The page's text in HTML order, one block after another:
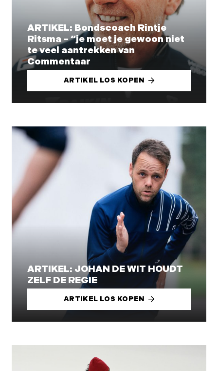
ARTIKEL: Bondscoach Rintje
Ritsma – “je moet je gewoon niet
te veel aantrekken van
Commentaar
ARTIKEL LOS KOPEN
ARTIKEL: JOHAN DE WIT HOUDT
ZELF DE REGIE
ARTIKEL LOS KOPEN